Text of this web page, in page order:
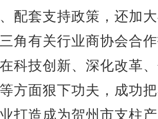
配套支持政策，还加
角有关行业商协会合
科技创新、深化改革
方面狠下功夫，成功
打造成为贺州市支柱